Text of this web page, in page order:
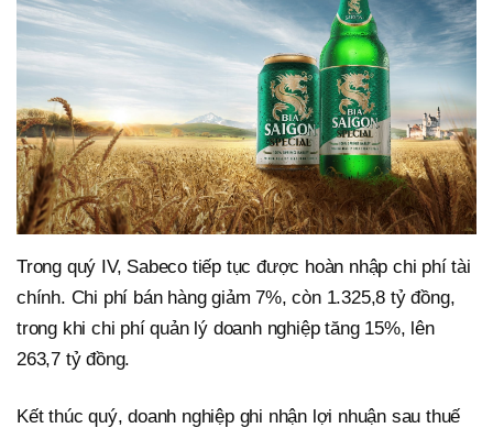
Trong quý IV, Sabeco tiếp tục được hoàn nhập chi phí tài
chính. Chi phí bán hàng giảm 7%, còn 1.325,8 tỷ đồng,
trong khi chi phí quản lý doanh nghiệp tăng 15%, lên
263,7 tỷ đồng.
Kết thúc quý, doanh nghiệp ghi nhận lợi nhuận sau thuế